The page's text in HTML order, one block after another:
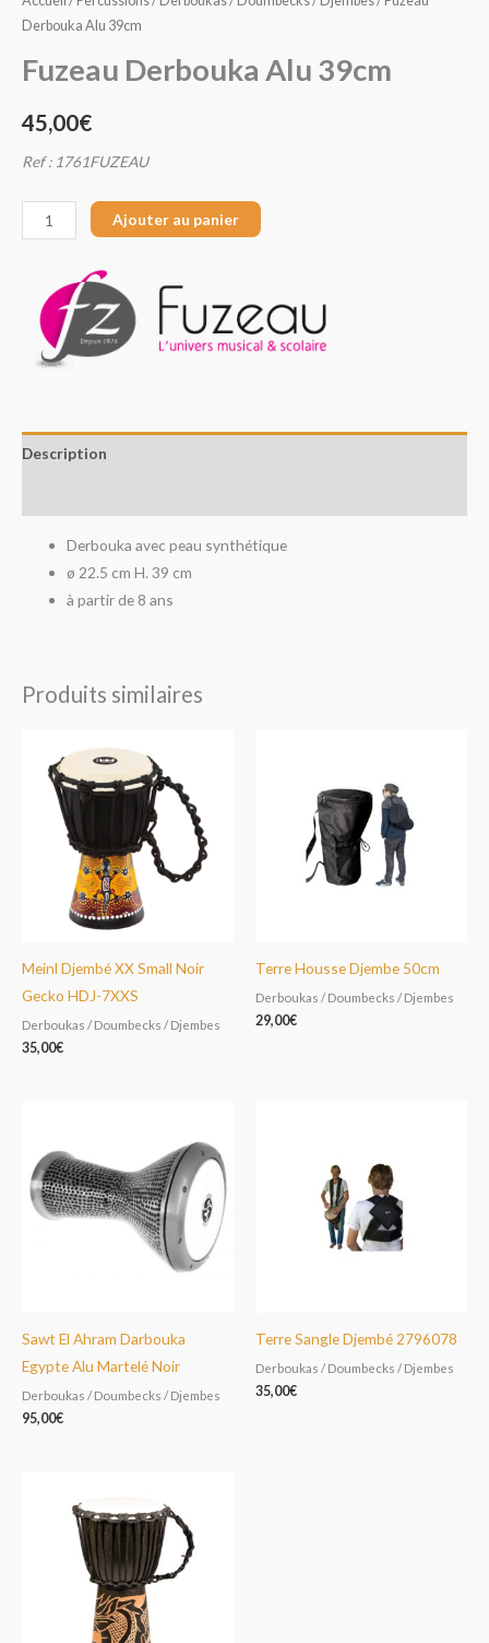
Derbouka Alu 39cm
Fuzeau Derbouka Alu 39cm
45,00€
Ref : 1761FUZEAU
Ajouter au panier
Description
Derbouka avec peau synthétique
ø 22.5 cm H. 39 cm
à partir de 8 ans
Produits similaires
Meinl Djembé XX Small Noir
Gecko HDJ-7XXS
Derboukas / Doumbecks / Djembes
35,00€
Terre Housse Djembe 50cm
Derboukas / Doumbecks / Djembes
29,00€
Sawt El Ahram Darbouka
Egypte Alu Martelé Noir
Derboukas / Doumbecks / Djembes
95,00€
Terre Sangle Djembé 2796078
Derboukas / Doumbecks / Djembes
35,00€